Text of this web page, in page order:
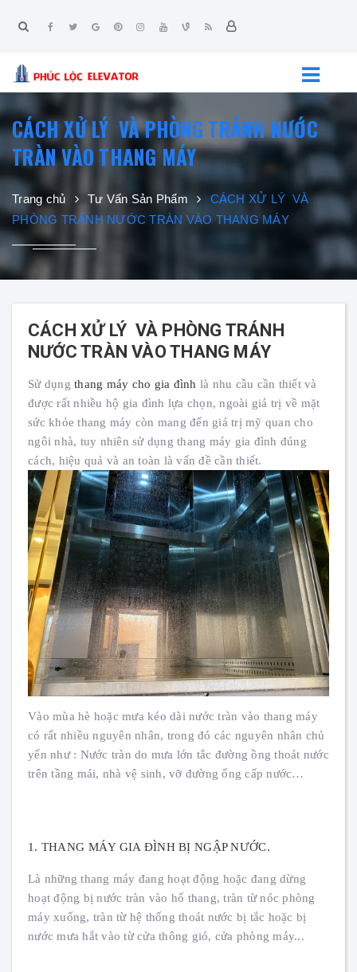
CÁCH XỬ LÝ VÀ PHÒNG TRÁNH NƯỚC
TRÀN VÀO THANG MÁY
Trang chủ Tư Vấn Sản Phẩm
CÁCH XỬ LÝ VÀ
PHÒNG TRÁNH NƯỚC TRÀN VÀO THANG MÁY
CÁCH XỬ LÝ VÀ PHÒNG TRÁNH
NƯỚC TRÀN VÀO THANG MÁY
Sử dụng thang máy cho gia đình là nhu cầu cần thiết và
được rất nhiều hộ gia đình lựa chọn, ngoài giá trị về mặt
sức khỏe thang máy còn mang đến giá trị mỹ quan cho
ngôi nhà, tuy nhiên sử dụng thang máy gia đình đúng
cách, hiệu quả và an toàn là vấn đề cần thiết.
Vào mùa hè hoặc mưa kéo dài nước tràn vào thang máy
có rất nhiều nguyên nhân, trong đó các nguyên nhân chủ
yến như : Nước tràn do mưa lớn tắc đường ồng thoát nước
trên tầng mái, nhà vệ sinh, vỡ đường ống cấp nước…
1. THANG MÁY GIA ĐÌNH BỊ NGẬP NƯỚC.
Là những thang máy đang hoạt động hoặc đang dừng
hoạt động bị nước tràn vào hố thang, tràn từ nóc phòng
máy xuống, tràn từ hệ thống thoát nước bị tắc hoặc bị
nước mưa hắt vào từ cửa thông gió, cửa phòng máy...